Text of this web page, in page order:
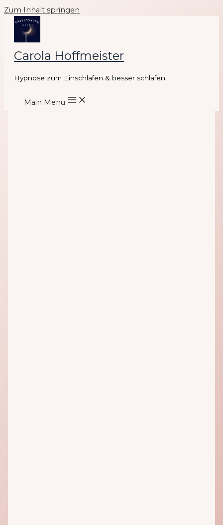
Zum Inhalt springen
Carola Hoffmeister
Hypnose zum Einschlafen & besser schlafen
Main Menu